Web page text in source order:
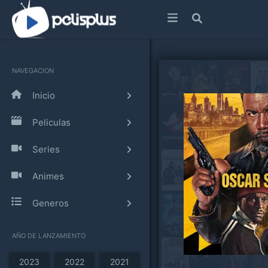
NAVEGACION
Inicio
Peliculas
Series
Animes
Generos
AÑO DE LANZAMIENTO
2023 2022 2021